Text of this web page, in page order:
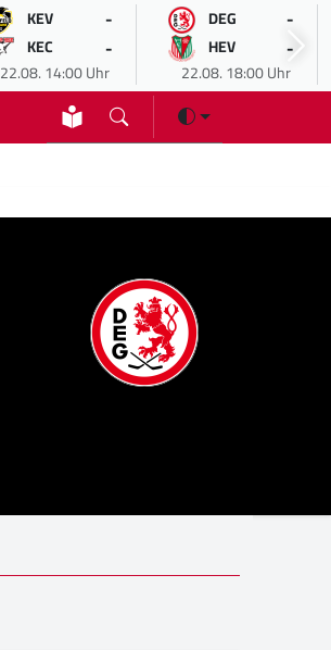
KEV -
KEC -
22.08. 14:00 Uhr
DEG -
HEV -
22.08. 18:00 Uhr